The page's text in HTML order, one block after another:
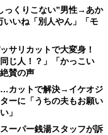
っくりこない”男性→あか
いね「別人やん」「モ
サリカットで大変身！
じ人！？」「かっこい
賛の声
…カットで解決→イケオジ
ーに「うちの夫もお願い
」
ーパー銭湯スタッフが訴